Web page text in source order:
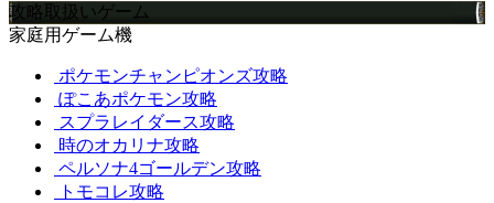
攻略取扱いゲーム
家庭用ゲーム機
ポケモンチャンピオンズ攻略
ぽこあポケモン攻略
スプラレイダース攻略
時のオカリナ攻略
ペルソナ4ゴールデン攻略
トモコレ攻略